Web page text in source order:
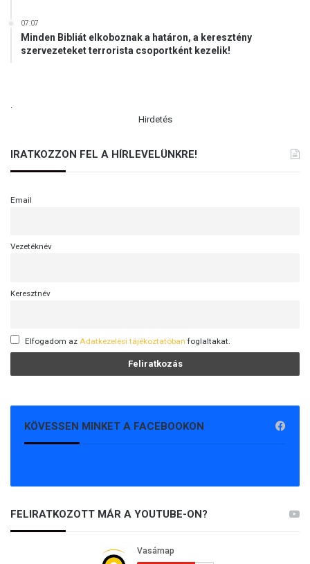
07:07
Minden Bibliát elkoboznak a határon, a keresztény
szervezeteket terrorista csoportként kezelik!
.
Hirdetés
IRATKOZZON FEL A HÍRLEVELÜNKRE!
Email
Vezetéknév
Keresztnév
Elfogadom az Adatkezelési tájékoztatóban foglaltakat.
KÖVESSEN MINKET A FACEBOOKON
FELIRATKOZOTT MÁR A YOUTUBE-ON?